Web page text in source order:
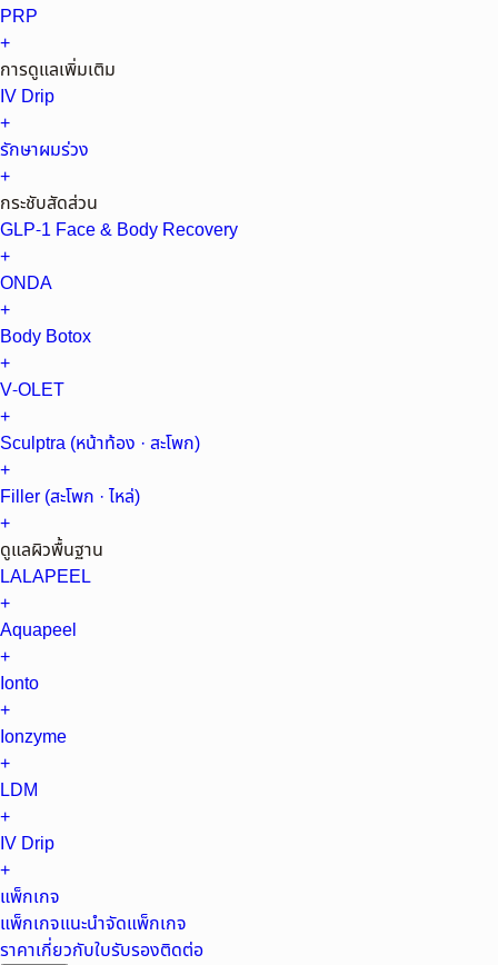
PRP
+
การดูแลเพิ่มเติม
IV Drip
+
รักษาผมร่วง
+
กระชับสัดส่วน
GLP-1 Face & Body Recovery
+
ONDA
+
Body Botox
+
V-OLET
+
Sculptra (หน้าท้อง · สะโพก)
+
Filler (สะโพก · ไหล่)
+
ดูแลผิวพื้นฐาน
LALAPEEL
+
Aquapeel
+
Ionto
+
Ionzyme
+
LDM
+
IV Drip
+
แพ็กเกจ
แพ็กเกจแนะนำจัดแพ็กเกจ
ราคาเกี่ยวกับใบรับรองติดต่อ